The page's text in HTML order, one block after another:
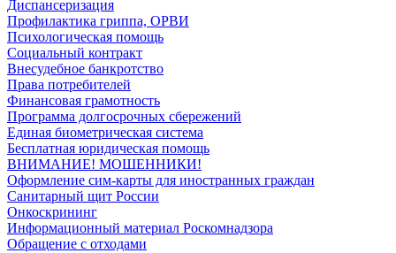
Диспансеризация
Профилактика гриппа, ОРВИ
Психологическая помощь
Социальный контракт
Внесудебное банкротство
Права потребителей
Финансовая грамотность
Программа долгосрочных сбережений
Единая биометрическая система
Бесплатная юридическая помощь
ВНИМАНИЕ! МОШЕННИКИ!
Оформление сим-карты для иностранных граждан
Санитарный щит России
Онкоскрининг
Информационный материал Роскомнадзора
Обращение с отходами